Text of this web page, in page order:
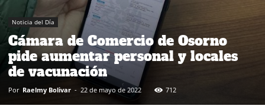
Noticia del Día
Cámara de Comercio de Osorno
pide aumentar personal y locales
de vacunación
Por Raelmy Bolivar - 22 de mayo de 2022 712